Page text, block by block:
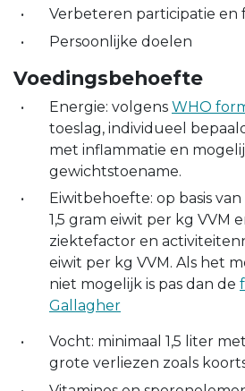
Verbeteren participatie en
Persoonlijke doelen
Voedingsbehoefte
Energie: volgens WHO
toeslag, individueel
met inflammatie en
gewichtstoename.
Eiwitbehoefte: op basis van
1,5 gram eiwit per kg VVM
ziektefactor en
eiwit per kg VVM. Als het
niet mogelijk is pas dan de
Gallagher
Vocht: minimaal 1,5 liter
grote verliezen zoals